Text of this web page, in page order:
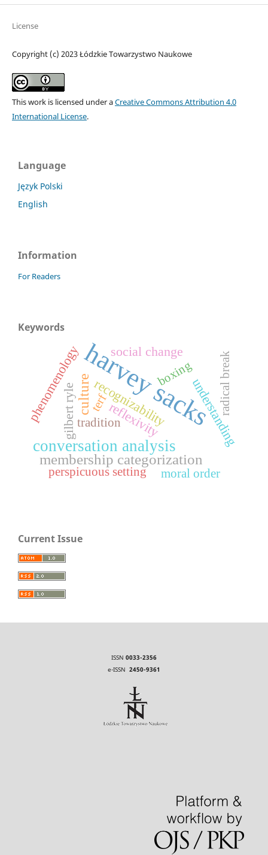
License
Copyright (c) 2023 Łódzkie Towarzystwo Naukowe
This work is licensed under aCreative Commons Attribution 4.0
International License.
Language
Język Polski
English
Information
For Readers
Keywords
harvey sacks
conversation analysis
membership categorization
culture
gilbert ryle understanding
recognizability
reflexivity
phenomenology social change radical break
perspicuous setting moral order
boxing
tradition
terf
Current Issue
ISSN 0033-2356
e-ISSN 2450-9361